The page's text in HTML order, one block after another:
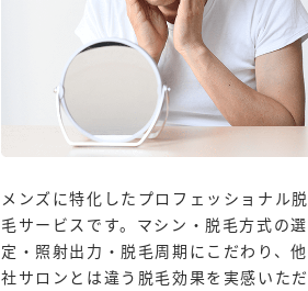
メンズに特化したプロフェッショナル脱
毛サービスです。マシン・脱毛方式の選
定・照射出力・脱毛周期にこだわり、他
社サロンとは違う脱毛効果を実感いただ